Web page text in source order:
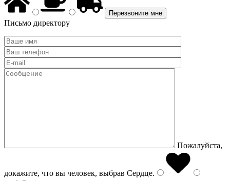
Письмо директору
Пожалуйста,
докажите, что вы человек, выбрав Сердце.